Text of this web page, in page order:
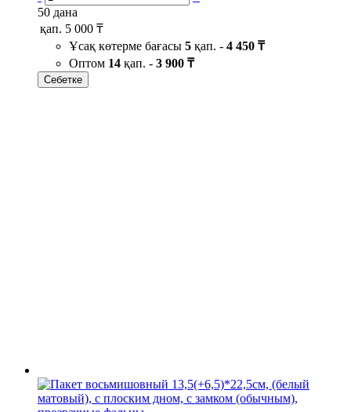
50 дана
қап. 5 000 ₸
Ұсақ көтерме бағасы 5 қап. - 4 450 ₸
Оптом 14 қап. - 3 900 ₸
Себетке